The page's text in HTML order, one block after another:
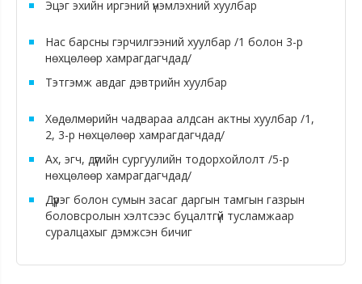
Эцэг эхийн иргэний үнэмлэхний хуулбар
Нас барсны гэрчилгээний хуулбар /1 болон 3-р
нөхцөлөөр хамрагдагчдад/
Тэтгэмж авдаг дэвтрийн хуулбар
Хөдөлмөрийн чадвараа алдсан актны хуулбар /1,
2, 3-р нөхцөлөөр хамрагдагчдад/
Ах, эгч, дүүгийн сургуулийн тодорхойлолт /5-р
нөхцөлөөр хамрагдагчдад/
Дүүрэг болон сумын засаг даргын тамгын газрын
боловсролын хэлтсээс буцалтгүй тусламжаар
суралцахыг дэмжсэн бичиг